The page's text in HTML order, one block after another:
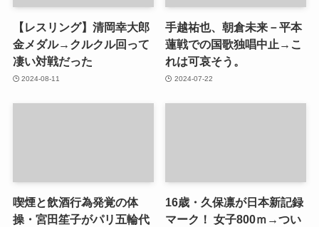
【レスリング】清岡幸大郎
金メダル→クルクル回って
凄い対戦だった
2024-08-11
手越祐也、朝倉未来－平本
蓮戦での国歌独唱中止→こ
れは可哀そう。
2024-07-22
喫煙と飲酒行為発覚の体
操・宮田笙子がパリ五輪代
16歳・久保凛が日本新記録
マーク！ 女子800ｍ→つい